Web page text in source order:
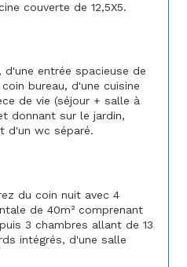
couverte de 12,5X5.
entrée spacieuse de
bureau, d'une cuisine
de vie (séjour + salle à
donnant sur le jardin,
d'un wc séparé.
du coin nuit avec 4
de 40m² comprenant
3 chambres allant de 13
intégrés, d'une salle